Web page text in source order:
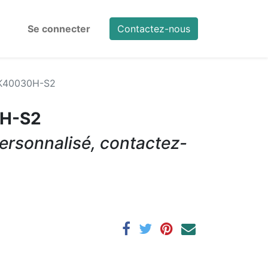
Se connecter Contactez-nous
S2
S2
contactez-